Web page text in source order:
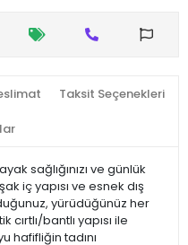
Taksit Seçenekleri
sağlığınızı ve günlük
iç yapısı ve esnek dış
yürüdüğünüz her
bantlı yapısı ile
hafifliğin tadını